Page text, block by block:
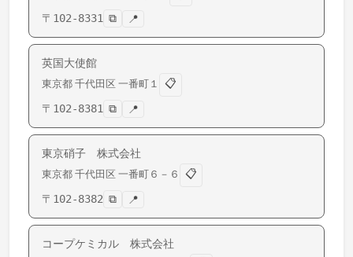
〒 102-8331 ⧉ 📍
英国大使館
東京都 千代田区 一番町 １
📋
〒 102-8381 ⧉ 📍
東京硝子 株式会社
東京都 千代田区 一番町 ６－６
📋
〒 102-8382 ⧉ 📍
コープケミカル 株式会社